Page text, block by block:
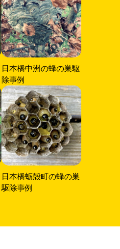
日本橋中洲の蜂の巣駆
除事例
日本橋蛎殻町の蜂の巣
駆除事例